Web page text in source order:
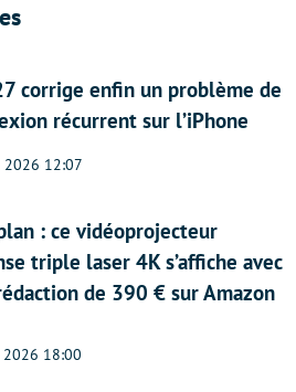
corrige enfin un problème de
récurrent sur l’iPhone
2026 12:07
: ce vidéoprojecteur
triple laser 4K s’affiche avec
de 390 € sur Amazon
18:00